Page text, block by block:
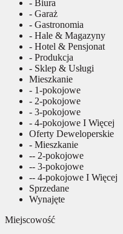
- Biura
- Garaż
- Gastronomia
- Hale & Magazyny
- Hotel & Pensjonat
- Produkcja
- Sklep & Usługi
Mieszkanie
- 1-pokojowe
- 2-pokojowe
- 3-pokojowe
- 4-pokojowe I Więcej
Oferty Deweloperskie
- Mieszkanie
-- 2-pokojowe
-- 3-pokojowe
-- 4-pokojowe I Więcej
Sprzedane
Wynajęte
Miejscowość